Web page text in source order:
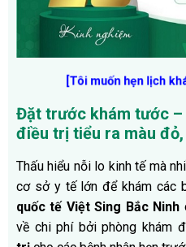
[Tôi muốn hẹn lịch
Đặt trước khám tước –
điều trị tiểu ra màu đỏ,
Thấu hiểu nỗi lo kinh tế mà
cơ sở y tế lớn để khám các
quốc tế Việt Sing Bắc Ninh
về chi phí bởi phòng khám